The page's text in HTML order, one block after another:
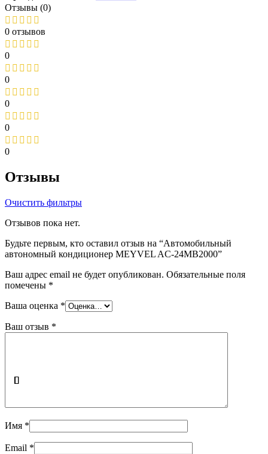
Отзывы (0)
0 отзывов
0
0
0
0
0
Отзывы
Очистить фильтры
Отзывов пока нет.
Будьте первым, кто оставил отзыв на “Автомобильный
автономный кондиционер MEYVEL AC-24MB2000”
Ваш адрес email не будет опубликован. Обязательные поля
помечены *
Ваша оценка *
Ваш отзыв *
Имя *
Email *